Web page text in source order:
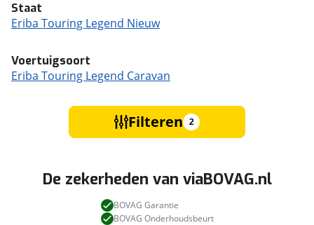
Staat
Eriba Touring Legend Nieuw
Voertuigsoort
Eriba Touring Legend Caravan
Filteren 2
De zekerheden van viaBOVAG.nl
BOVAG Garantie
BOVAG Onderhoudsbeurt